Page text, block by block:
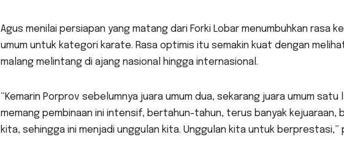
Agus menilai persiapan yang matang dari Forki Lobar menumbuhkan rasa
umum untuk kategori karate. Rasa optimis itu semakin kuat dengan
malang melintang di ajang nasional hingga internasional.
“Kemarin Porprov sebelumnya juara umum dua, sekarang juara umum
memang pembinaan ini intensif, bertahun-tahun, terus banyak kejuaraan,
kita, sehingga ini menjadi unggulan kita. Unggulan kita untuk berprestasi,”